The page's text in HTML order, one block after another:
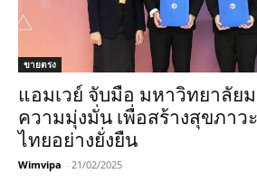
ขายตรง
แอมเวย์ จับมือ มหาวิทยาลัย
ความมุ่งมั่น เพื่อสร้างสุขภาว
ไทยอย่างยั่งยืน
Wimvipa - 21/02/2025